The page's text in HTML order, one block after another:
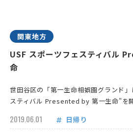
関東地方
USF スポーツフェスティバル
命
世田谷区の「第一生命相娯園グランド
スティバル Presented by 第一生命"を
2019.06.01 日帰り